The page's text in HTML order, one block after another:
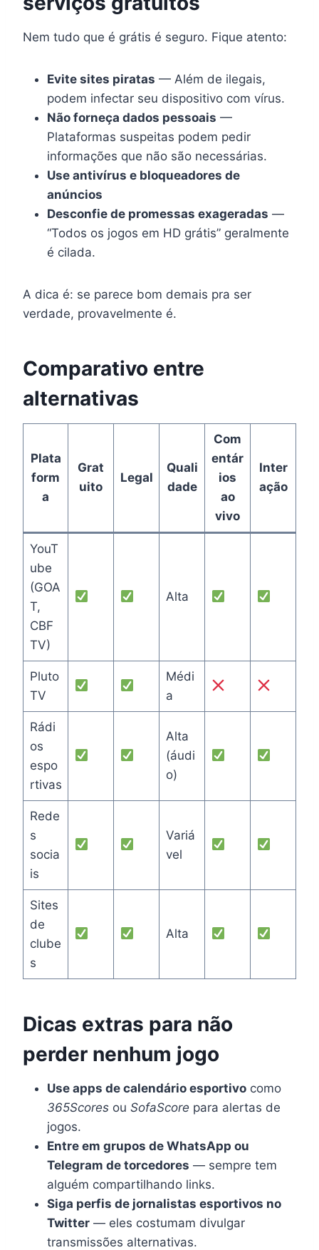
Nem tudo que é grátis é seguro. Fique atento:
Evite sites piratas — Além de ilegais,
podem infectar seu dispositivo com vírus.
Não forneça dados pessoais —
Plataformas suspeitas podem pedir
informações que não são necessárias.
Use antivírus e bloqueadores de
anúncios
Desconfie de promessas exageradas —
“Todos os jogos em HD grátis” geralmente
é cilada.
A dica é: se parece bom demais pra ser
verdade, provavelmente é.
Comparativo entre
alternativas
Plata
form
a
Grat
uito
Legal
Quali
dade
Com
entár
ios
ao
vivo
Inter
ação
YouT
ube
(GOA
T,
CBF
TV)
Alta
Pluto
TV
Médi
a
Rádi
os
espo
rtivas
Alta
(áudi
o)
Rede
s
socia
is
Variá
vel
Sites
de
clube
s
Alta
Dicas extras para não
perder nenhum jogo
Use apps de calendário esportivo como
365Scores ou SofaScore para alertas de
jogos.
Entre em grupos de WhatsApp ou
Telegram de torcedores — sempre tem
alguém compartilhando links.
Siga perfis de jornalistas esportivos no
Twitter — eles costumam divulgar
transmissões alternativas.